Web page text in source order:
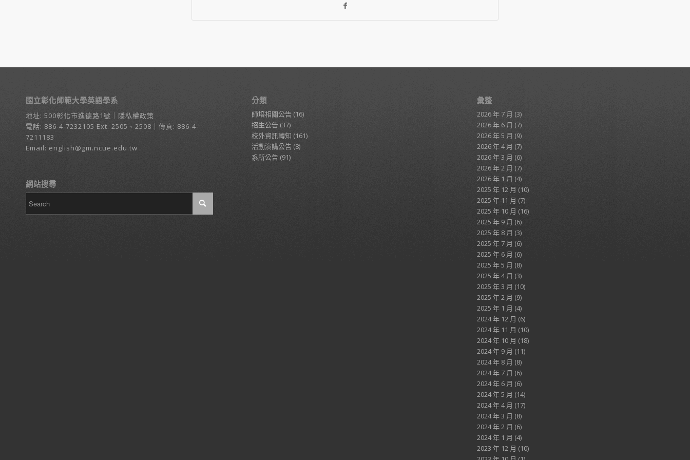
國立彰化師範大學英語學系
地址: 500彰化市進德路1號 ｜ 隱私權政策
電話: 886-4-7232105 Ext. 2505、2508｜傳真: 886-4-
7211183
Email: english@gm.ncue.edu.tw
網站搜尋
分類
師培相關公告(16)
招生公告 (37)
校外資訊轉知 (161)
活動演講公告 (8)
系所公告(91)
彙整
2026 年 7 月 (3)
2026 年 6 月 (7)
2026 年 5 月 (9)
2026 年 4 月 (7)
2026 年 3 月 (6)
2026 年 2 月 (7)
2026 年 1 月 (4)
2025 年 12 月 (10)
2025 年 11 月 (7)
2025 年 10 月 (16)
2025 年 9 月 (6)
2025 年 8 月 (3)
2025 年 7 月 (6)
2025 年 6 月 (6)
2025 年 5 月 (8)
2025 年 4 月 (3)
2025 年 3 月 (10)
2025 年 2 月 (9)
2025 年 1 月 (4)
2024 年 12 月 (6)
2024 年 11 月 (10)
2024 年 10 月 (18)
2024 年 9 月 (11)
2024 年 8 月 (8)
2024 年 7 月 (6)
2024 年 6 月 (6)
2024 年 5 月 (14)
2024 年 4 月 (17)
2024 年 3 月 (8)
2024 年 2 月 (6)
2024 年 1 月 (4)
2023 年 12 月 (10)